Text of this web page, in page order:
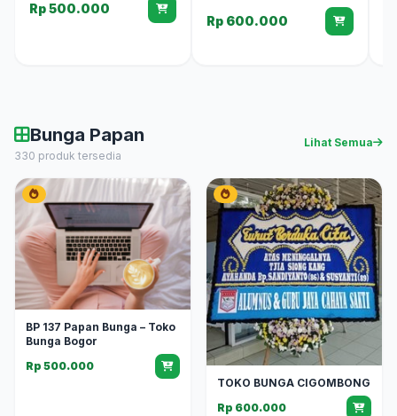
Rp 500.000
Rp 600.000
Bunga Papan
330 produk tersedia
Lihat Semua
BP 137 Papan Bunga – Toko
Bunga Bogor
Rp 500.000
TOKO BUNGA CIGOMBONG
Rp 600.000